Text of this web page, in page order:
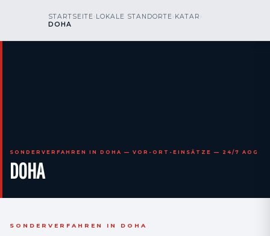
nos
engineering
RUFEN SIE UNS AN AOG 24/7
SONDERVERFAHREN IN DOHA — VOR-ORT-EINSÄTZE — 24/7 AOG
DOHA
STARTSEITE LOKALE STANDORTE KATAR
DOHA
SONDERVERFAHREN IN DOHA